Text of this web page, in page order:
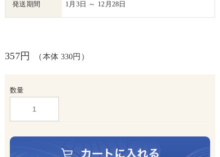
発送期間 1月3日 ～ 12月28日
357円 （本体 330円）
数量